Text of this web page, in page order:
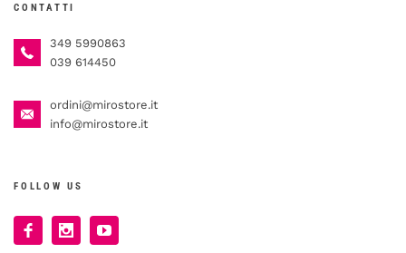
CONTATTI
349 5990863
039 614450
ordini@mirostore.it
info@mirostore.it
FOLLOW US